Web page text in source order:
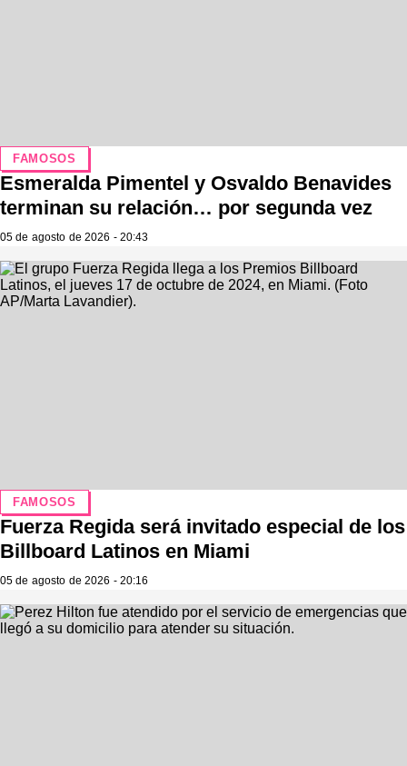
FAMOSOS
Esmeralda Pimentel y Osvaldo Benavides
terminan su relación… por segunda vez
05 de agosto de 2026 - 20:43
FAMOSOS
Fuerza Regida será invitado especial de los
Billboard Latinos en Miami
05 de agosto de 2026 - 20:16